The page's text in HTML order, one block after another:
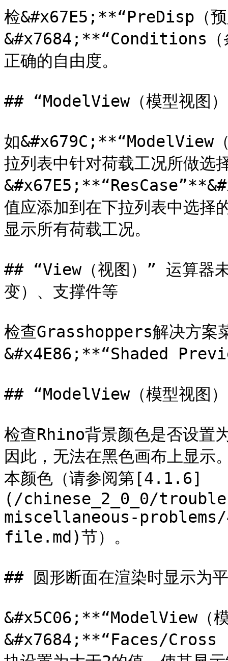
检&#x67E5;**“PreDisp（
&#x7684;**“Conditions（
正确的自由度。
## “ModelView（模型视图
如&#x679C;**“ModelView
拉列表中针对荷载工况所做选
值应添加到在下拉列表中选择
显示所有荷载工况。
## “View（视图）” 运算器
变）、支撑件等
检查Grasshoppers解决方案
&#x4E86;**“Shaded
## “ModelView（模型视图
检查Rhino背景颜色是否设置
因此，无法在黑色画布上显
本颜色（请参阅第[4.1.6]
(/chinese_2_0_0/
miscellaneous-
file.md)节）。
## 圆形断面在渲染时显示为
&#x5C06;**“ModelView（
&#x7684;**“Faces/Cross